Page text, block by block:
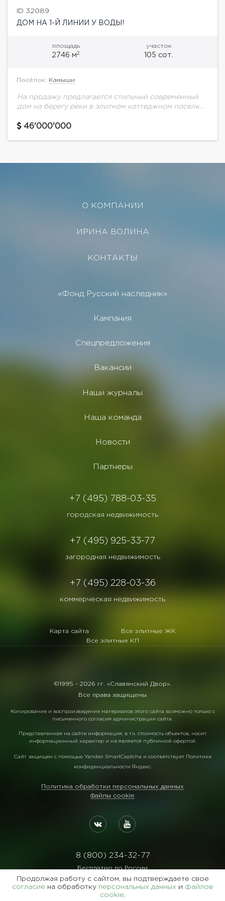
ID 32089
ДОМ НА 1-Й ЛИНИИ У ВОДЫ!
площадь
2746 м2
участок
105 сот.
Посёлок: Камыши
На продажу предлагается стильный современный
дом на берегу реки в элитном коттеджном поселке
эксклюзивным проектам, в строительстве и отделке
46'000'000
О КОМПАНИИ
ИРИНА ВОЛИНА
КОНТАКТЫ
«Фонд Русский наследник»
Кампания
Спецпредложения
Вакансии
Наши журналы
Наша команда
Новости
Партнеры
+7 (495) 788-03-35
городская недвижимость
+7 (495) 925-33-77
загородная недвижимость
+7 (495) 228-03-36
коммерческая недвижимость
Карта сайта
Все элитные ЖК
Все элитные КП
©1995 - 2026 гг. «Славянский Двор».
Все права защищены
Копирование и воспроизведение материалов этого сайта возможно только с
письменного согласия администрации сайта.
Представленная на сайте информация, в т.ч. стоимость объектов, носит
информационный характер и не является публичной офертой.
Сайт защищен с помощью Yandex SmartCaptcha и соответствует Политике
конфиденциальности Яндекс.
Политика обработки персональных данных
Файлы cookie
8 (800) 234-32-77
Бесплатно по России
Реквизиты:
ООО Агентство "Славянский Двор"
Продолжая работу с сайтом, вы подтверждаете свое
согласие на обработку персональных данных и файлов
cookie.